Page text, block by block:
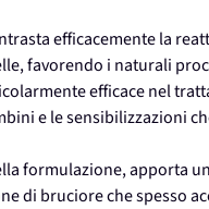
efficacemente la
favorendo i naturali
efficace nel
e le sensibilizzazioni
formulazione, apporta
di bruciore che spesso